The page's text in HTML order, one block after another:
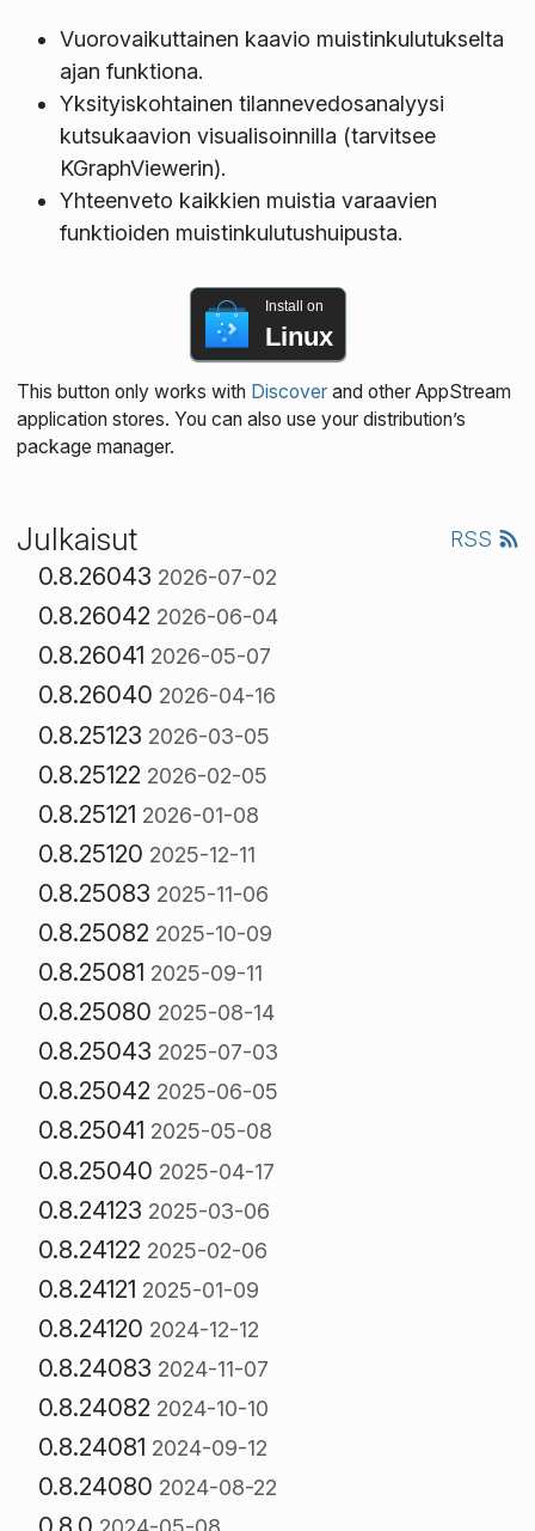
Vuorovaikuttainen kaavio muistinkulutukselta
ajan funktiona.
Yksityiskohtainen tilannevedosanalyysi
kutsukaavion visualisoinnilla (tarvitsee
KGraphViewerin).
Yhteenveto kaikkien muistia varaavien
funktioiden muistinkulutushuipusta.
Install on
Linux
This button only works with Discoverand other AppStream
application stores. You can also use your distribution’s
package manager.
Julkaisut RSS
0.8.26043 2026-07-02
0.8.26042 2026-06-04
0.8.26041 2026-05-07
0.8.26040 2026-04-16
0.8.25123 2026-03-05
0.8.25122 2026-02-05
0.8.25121 2026-01-08
0.8.25120 2025-12-11
0.8.25083 2025-11-06
0.8.25082 2025-10-09
0.8.25081 2025-09-11
0.8.25080 2025-08-14
0.8.25043 2025-07-03
0.8.25042 2025-06-05
0.8.25041 2025-05-08
0.8.25040 2025-04-17
0.8.24123 2025-03-06
0.8.24122 2025-02-06
0.8.24121 2025-01-09
0.8.24120 2024-12-12
0.8.24083 2024-11-07
0.8.24082 2024-10-10
0.8.24081 2024-09-12
0.8.24080 2024-08-22